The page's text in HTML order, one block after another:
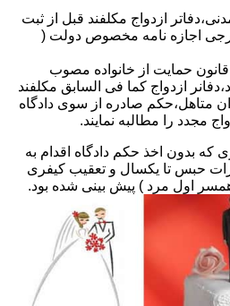
۱۰۶۰ قانون مدنی،دفاتر ازدواج مکلفند قبل از ثبت
خارجی اجازه نامه مخصوص دولت (
با توجه به عدم نسخ ماده ۱۶ قانون حمایت از خانواده مصوب
ازدواج کما فی السابق مکلفند
متاهل،حکم صادره از سوی دادگاه
مجدد را مطالبه نمایند.
که بدون اخذ حکم دادگاه اقدام به
حبس تا یکسال و تعقیب کیفری
اول مرد ) پیش بینی شده بود.